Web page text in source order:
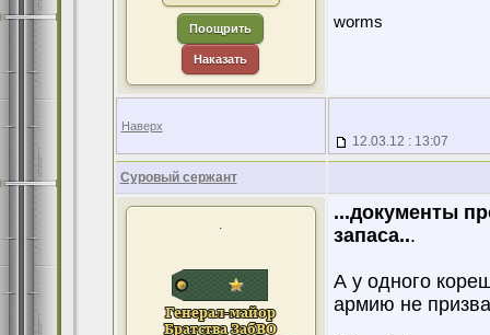
Поощрить
Наказать
worms
Наверх
12.03.12 : 13:07
Суровый сержант
.
...документы
запаса...
А у одного
армию не